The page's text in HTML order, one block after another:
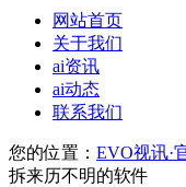
网站首页
关于我们
ai资讯
ai动态
联系我们
您的位置： EVO视讯·
拆来历不明的软件